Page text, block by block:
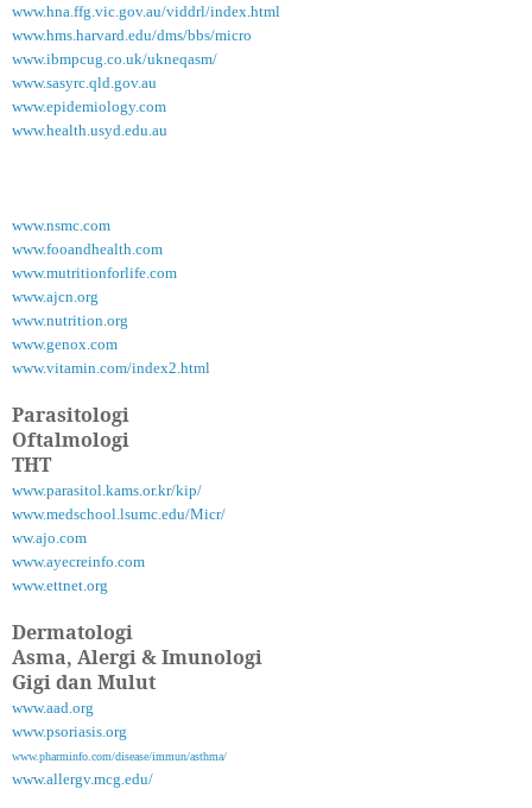
www.hna.ffg.vic.gov.au/viddrl/index.html
www.hms.harvard.edu/dms/bbs/micro
www.ibmpcug.co.uk/ukneqasm/
www.sasyrc.qld.gov.au
www.epidemiology.com
www.health.usyd.edu.au
www.nsmc.com
www.fooandhealth.com
www.mutritionforlife.com
www.ajcn.org
www.nutrition.org
www.genox.com
www.vitamin.com/index2.html
Parasitologi
Oftalmologi
THT
www.parasitol.kams.or.kr/kip/
www.medschool.lsumc.edu/Micr/
ww.ajo.com
www.ayecreinfo.com
www.ettnet.org
Dermatologi
Asma, Alergi & Imunologi
Gigi dan Mulut
www.aad.org
www.psoriasis.org
www.pharminfo.com/disease/immun/asthma/
www.allergv.mcg.edu/